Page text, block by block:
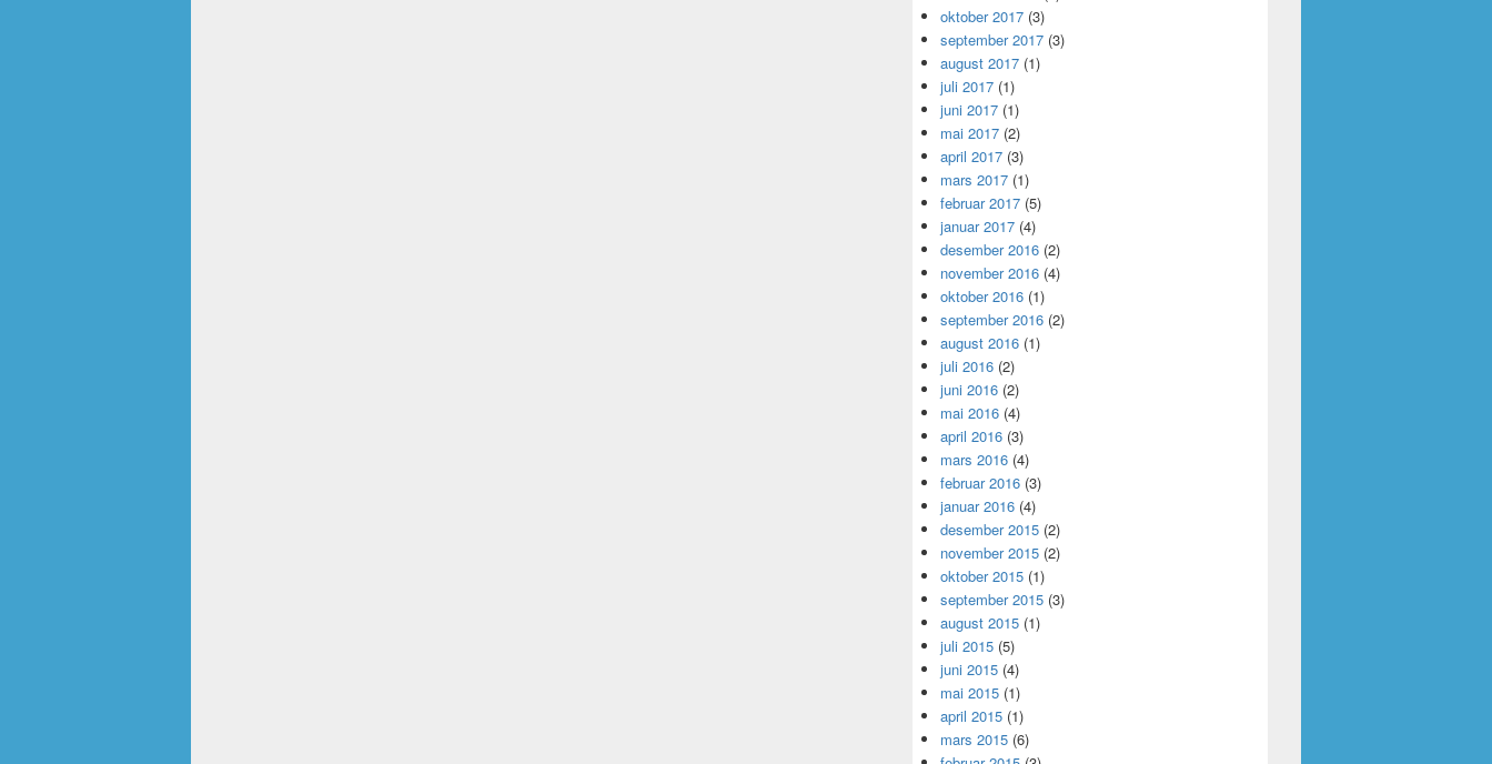
oktober 2017 (3)
september 2017 (3)
august 2017 (1)
juli 2017 (1)
juni 2017 (1)
mai 2017 (2)
april 2017 (3)
mars 2017 (1)
februar 2017 (5)
januar 2017 (4)
desember 2016 (2)
november 2016 (4)
oktober 2016 (1)
september 2016 (2)
august 2016 (1)
juli 2016 (2)
juni 2016 (2)
mai 2016 (4)
april 2016 (3)
mars 2016 (4)
februar 2016 (3)
januar 2016 (4)
desember 2015 (2)
november 2015 (2)
oktober 2015 (1)
september 2015 (3)
august 2015 (1)
juli 2015 (5)
juni 2015 (4)
mai 2015 (1)
april 2015 (1)
mars 2015 (6)